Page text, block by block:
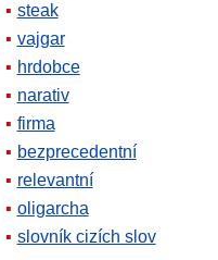
steak
vajgar
hrdobce
narativ
firma
bezprecedentní
relevantní
oligarcha
slovník cizích slov